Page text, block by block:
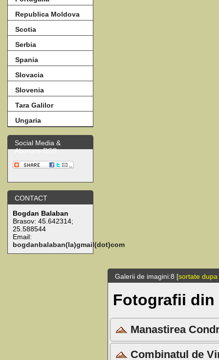
Republica Moldova
Scotia
Serbia
Spania
Slovacia
Slovenia
Tara Galilor
Ungaria
Social Media &
Abonare RSS
CONTACT
Bogdan Balaban
Brasov: 45.642314;
25.588544
Email:
bogdanbalaban(la)gmail(dot)com
Galerii de imagini:8 [sortate
Fotografii din
Manastirea
Combinatul de